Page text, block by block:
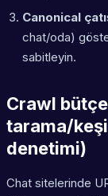
Canonical
chat/oda)
sabitleyin.
Crawl
tarama/
denetimi)
Chat sitelerinde